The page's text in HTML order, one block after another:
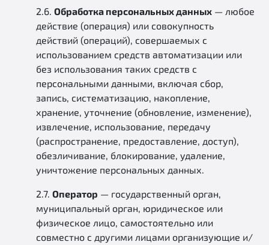
2.6. Обработка персональных данных — любое
действие (операция) или совокупность
действий (операций), совершаемых с
использованием средств автоматизации или
без использования таких средств с
персональными данными, включая сбор,
запись, систематизацию, накопление,
хранение, уточнение (обновление, изменение),
извлечение, использование, передачу
(распространение, предоставление, доступ),
обезличивание, блокирование, удаление,
уничтожение персональных данных.
2.7. Оператор — государственный орган,
муниципальный орган, юридическое или
физическое лицо, самостоятельно или
совместно с другими лицами организующие и/